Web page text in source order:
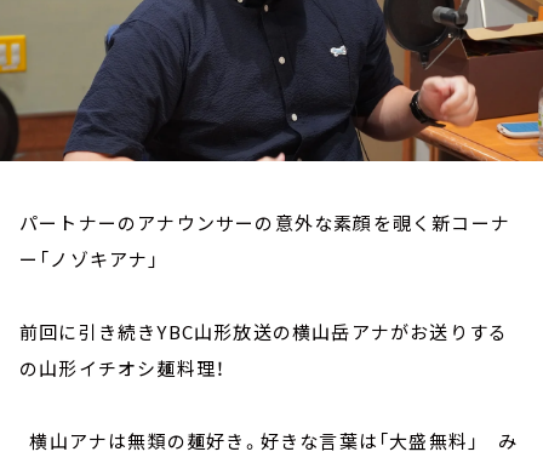
パートナーのアナウンサーの意外な素顔を覗く新コーナ
ー「ノゾキアナ」
前回に引き続きYBC山形放送の横山岳アナがお送りする
の山形イチオシ麺料理！
横山アナは無類の麺好き。好きな言葉は「大盛無料」 み